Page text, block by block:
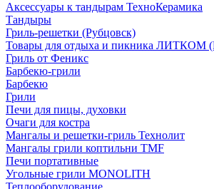
Аксессуары к тандырам ТехноКерамика
Тандыры
Гриль-решетки (Рубцовск)
Товары для отдыха и пикника ЛИТКОМ
Гриль от Феникс
Барбекю-грили
Барбекю
Грили
Печи для пицы, духовки
Очаги для костра
Мангалы и решетки-гриль Технолит
Мангалы грили коптильни TMF
Печи портативные
Угольные грили MONOLITH
Теплооборудование